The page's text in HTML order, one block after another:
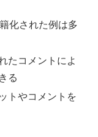
化された例は多
たコメントによ
る
トやコメントを